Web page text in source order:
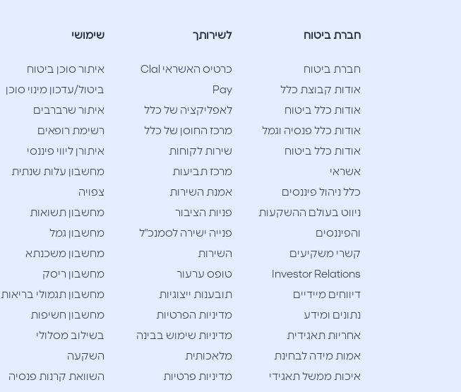
חברת ביטוח
חברת ביטוח
אודות קבוצת כלל
אודות כלל ביטוח
אודות כלל פנסיה וגמל
אודות כלל ביטוח
אשראי
כלל ניהול פיננסים
ניווט בעולם ההשקעות
והפיננסים
קשרי משקיעים
Investor Relations
דיווחים מיידיים
נתונים ומידע
אחריות תאגידית
אמות מידה לבחינת
איכות ממשל תאגידי
לשירותך
כרטיס האשראי Clal
Pay
לאפליקציה של כלל
מרכז החוסן של כלל
שירות לקוחות
מרכז תביעות
אמנת השירות
פניות הציבור
פנייה ישירה לסמנכ"ל
השירות
טופס ערעור
תובענות ייצוגיות
מדיניות הפרטיות
מדיניות שימוש בבינה
מלאכותית
מדיניות פרטיות
שימושי
איתור סוכן ביטוח
ביטול/עדכון מינוי סוכן
איתור שרברבים
רשימת רופאים
איתורן ליווי פיננסי
מחשבון עלות שנתית
צפויה
מחשבון תשואות
מחשבון גמל
מחשבון משכנתא
מחשבון ריסק
מחשבון תגמולי בריאות
מחשבון חשיפות
בשילוב מסלולי
השקעה
השוואת קרנות פנסיה